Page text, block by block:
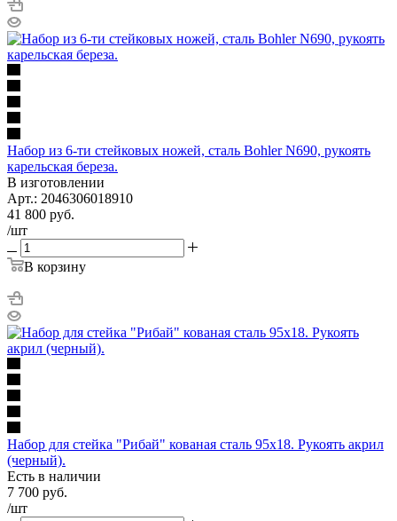
Набор из 6-ти стейковых ножей, сталь Bohler N690, рукоять
карельская береза.
В изготовлении
Арт.: 2046306018910
41 800 руб.
/шт
В корзину
Набор для стейка "Рибай" кованая сталь 95х18. Рукоять акрил
(черный).
Есть в наличии
7 700 руб.
/шт